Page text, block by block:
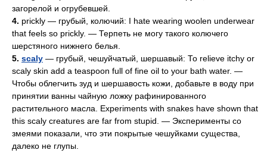
загорелой и огрубевшей.
4. prickly — грубый, колючий: I hate wearing woolen underwear
that feels so prickly. — Терпеть не могу такого колючего
шерстяного нижнего белья.
5. scaly — гpyбый, чешуйчатый, шершавый: То relieve itchy or
scaly skin add a teaspoon full of fine oil to your bath water. —
Чтобы облегчить зуд и шершавость кожи, добавьте в воду при
принятии ванны чайную ложку рафинированного
растительного масла. Experiments with snakes have shown that
this scaly creatures are far from stupid. — Эксперименты со
змеями показали, что эти покрытые чешуйками существа,
далеко не глупы.